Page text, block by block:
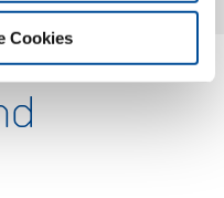
Cookies